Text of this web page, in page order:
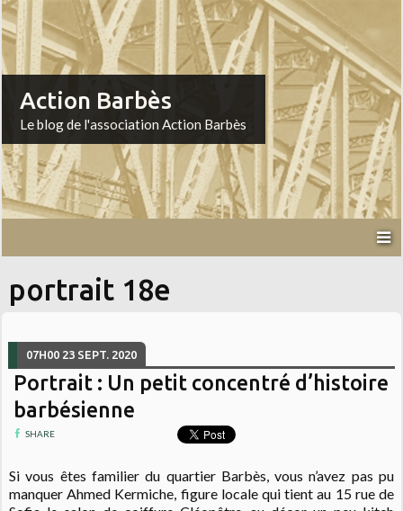
Action Barbès
Le blog de l'association Action Barbès
portrait 18e
07H00 23 SEPT. 2020
Portrait : Un petit concentré d’histoire
barbésienne
SHARE
Si vous êtes familier du quartier Barbès, vous n’avez pas pu
manquer Ahmed Kermiche, figure locale qui tient au 15 rue de